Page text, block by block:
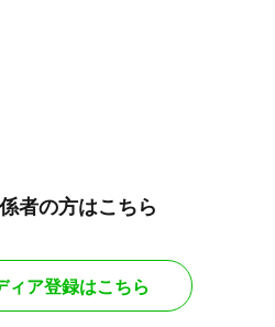
者の方はこちら
ィア登録はこちら